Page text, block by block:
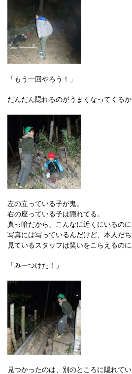
「もう一回やろう！」
だんだん隠れるのがうまくなってくる
左の立っている子が鬼。
右の座っている子は隠れてる。
真っ暗だから、こんなに近くにいるの
写真には写っているんだけど、本人だち
見ているスタッフは笑いをこらえるのに
「みーつけた！」
見つかったのは、別のところに隠れてい